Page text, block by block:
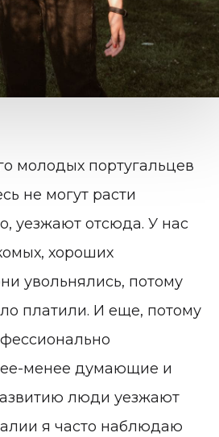
молодых португальцев
не могут расти
уезжают отсюда. У нас
хороших
увольнялись, потому
платили. И еще, потому
менее думающие и
люди уезжают
я часто наблюдаю